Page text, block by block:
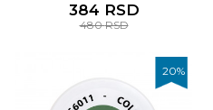
384 RSD
480RSD
20%